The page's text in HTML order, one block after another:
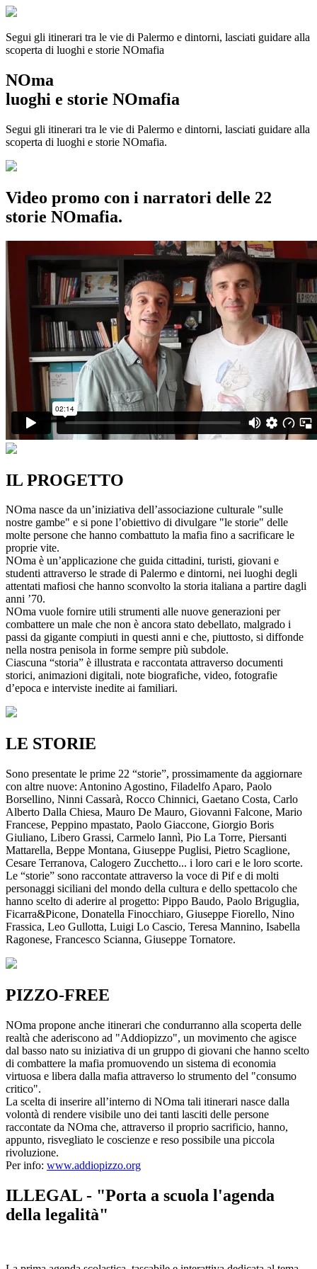
Segui gli itinerari tra le vie di Palermo e dintorni, lasciati guidare alla
scoperta di luoghi e storie NOmafia
NOma
luoghi e storie NOmafia
Segui gli itinerari tra le vie di Palermo e dintorni, lasciati guidare alla
scoperta di luoghi e storie NOmafia.
Video promo con i narratori delle 22
storie NOmafia.
IL PROGETTO
NOma nasce da un’iniziativa dell’associazione culturale "sulle
nostre gambe" e si pone l’obiettivo di divulgare "le storie" delle
molte persone che hanno combattuto la mafia fino a sacrificare le
proprie vite.
NOma è un’applicazione che guida cittadini, turisti, giovani e
studenti attraverso le strade di Palermo e dintorni, nei luoghi degli
attentati mafiosi che hanno sconvolto la storia italiana a partire dagli
anni ’70.
NOma vuole fornire utili strumenti alle nuove generazioni per
combattere un male che non è ancora stato debellato, malgrado i
passi da gigante compiuti in questi anni e che, piuttosto, si diffonde
nella nostra penisola in forme sempre più subdole.
Ciascuna “storia” è illustrata e raccontata attraverso documenti
storici, animazioni digitali, note biografiche, video, fotografie
d’epoca e interviste inedite ai familiari.
LE STORIE
Sono presentate le prime 22 “storie”, prossimamente da aggiornare
con altre nuove: Antonino Agostino, Filadelfo Aparo, Paolo
Borsellino, Ninni Cassarà, Rocco Chinnici, Gaetano Costa, Carlo
Alberto Dalla Chiesa, Mauro De Mauro, Giovanni Falcone, Mario
Francese, Peppino mpastato, Paolo Giaccone, Giorgio Boris
Giuliano, Libero Grassi, Carmelo Iannì, Pio La Torre, Piersanti
Mattarella, Beppe Montana, Giuseppe Puglisi, Pietro Scaglione,
Cesare Terranova, Calogero Zucchetto... i loro cari e le loro scorte.
Le “storie” sono raccontate attraverso la voce di Pif e di molti
personaggi siciliani del mondo della cultura e dello spettacolo che
hanno scelto di aderire al progetto: Pippo Baudo, Paolo Briguglia,
Ficarra&Picone, Donatella Finocchiaro, Giuseppe Fiorello, Nino
Frassica, Leo Gullotta, Luigi Lo Cascio, Teresa Mannino, Isabella
Ragonese, Francesco Scianna, Giuseppe Tornatore.
PIZZO-FREE
NOma propone anche itinerari che condurranno alla scoperta delle
realtà che aderiscono ad "Addiopizzo", un movimento che agisce
dal basso nato su iniziativa di un gruppo di giovani che hanno scelto
di combattere la mafia promuovendo un sistema di economia
virtuosa e libera dalla mafia attraverso lo strumento del "consumo
critico".
La scelta di inserire all’interno di NOma tali itinerari nasce dalla
volontà di rendere visibile uno dei tanti lasciti delle persone
raccontate da NOma che, attraverso il proprio sacrificio, hanno,
appunto, risvegliato le coscienze e reso possibile una piccola
rivoluzione.
Per info: www.addiopizzo.org
ILLEGAL - "Porta a scuola l'agenda
della legalità"